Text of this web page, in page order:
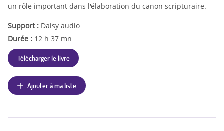
un rôle important dans l'élaboration du canon scripturaire.
Support : Daisy audio
Durée : 12 h 37 mn
Télécharger le livre
Ajouter à ma liste